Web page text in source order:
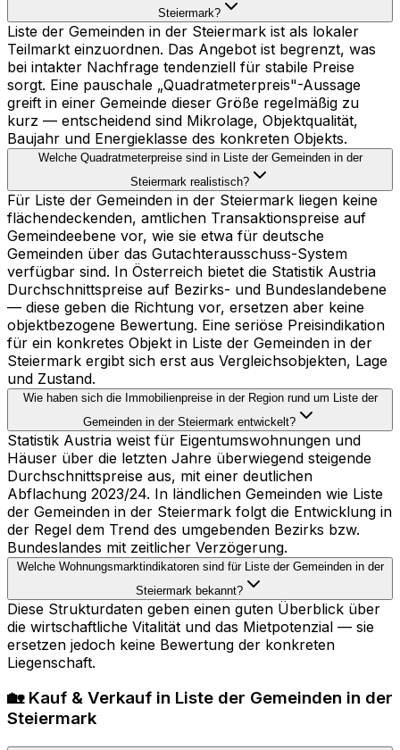
Steiermark?
Liste der Gemeinden in der Steiermark ist als lokaler
Teilmarkt einzuordnen. Das Angebot ist begrenzt, was
bei intakter Nachfrage tendenziell für stabile Preise
sorgt. Eine pauschale „Quadratmeterpreis"-Aussage
greift in einer Gemeinde dieser Größe regelmäßig zu
kurz — entscheidend sind Mikrolage, Objektqualität,
Baujahr und Energieklasse des konkreten Objekts.
Welche Quadratmeterpreise sind in Liste der Gemeinden in der
Steiermark realistisch?
Für Liste der Gemeinden in der Steiermark liegen keine
flächendeckenden, amtlichen Transaktionspreise auf
Gemeindeebene vor, wie sie etwa für deutsche
Gemeinden über das Gutachterausschuss-System
verfügbar sind. In Österreich bietet die Statistik Austria
Durchschnittspreise auf Bezirks- und Bundeslandebene
— diese geben die Richtung vor, ersetzen aber keine
objektbezogene Bewertung. Eine seriöse Preisindikation
für ein konkretes Objekt in Liste der Gemeinden in der
Steiermark ergibt sich erst aus Vergleichsobjekten, Lage
und Zustand.
Wie haben sich die Immobilienpreise in der Region rund um Liste der
Gemeinden in der Steiermark entwickelt?
Statistik Austria weist für Eigentumswohnungen und
Häuser über die letzten Jahre überwiegend steigende
Durchschnittspreise aus, mit einer deutlichen
Abflachung 2023/24. In ländlichen Gemeinden wie Liste
der Gemeinden in der Steiermark folgt die Entwicklung in
der Regel dem Trend des umgebenden Bezirks bzw.
Bundeslandes mit zeitlicher Verzögerung.
Welche Wohnungsmarktindikatoren sind für Liste der Gemeinden in der
Steiermark bekannt?
Diese Strukturdaten geben einen guten Überblick über
die wirtschaftliche Vitalität und das Mietpotenzial — sie
ersetzen jedoch keine Bewertung der konkreten
Liegenschaft.
🏡 Kauf & Verkauf in Liste der Gemeinden in der
Steiermark